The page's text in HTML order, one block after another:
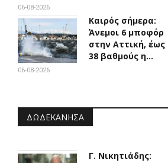
06-08-2026
Καιρός σήμερα:
Άνεμοι 6 μποφόρ
στην Αττική, έως
38 βαθμούς η…
06-08-2026
ΔΩΔΕΚΆΝΗΣΑ
Γ. Νικητιάδης: